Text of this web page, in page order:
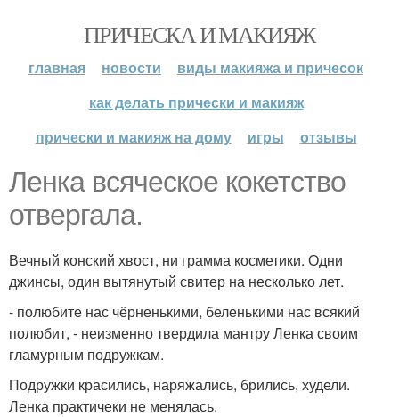
ПРИЧЕСКА И МАКИЯЖ
главная новости
виды макияжа и причесок
как делать прически и макияж
прически и макияж на дому
игры отзывы
Ленка всяческое кокетство
отвергала.
Вечный конский хвост, ни грамма косметики. Одни
джинсы, один вытянутый свитер на несколько лет.
- полюбите нас чёрненькими, беленькими нас всякий
полюбит, - неизменно твердила мантру Ленка своим
гламурным подружкам.
Подружки красились, наряжались, брились, худели.
Ленка практичеки не менялась.